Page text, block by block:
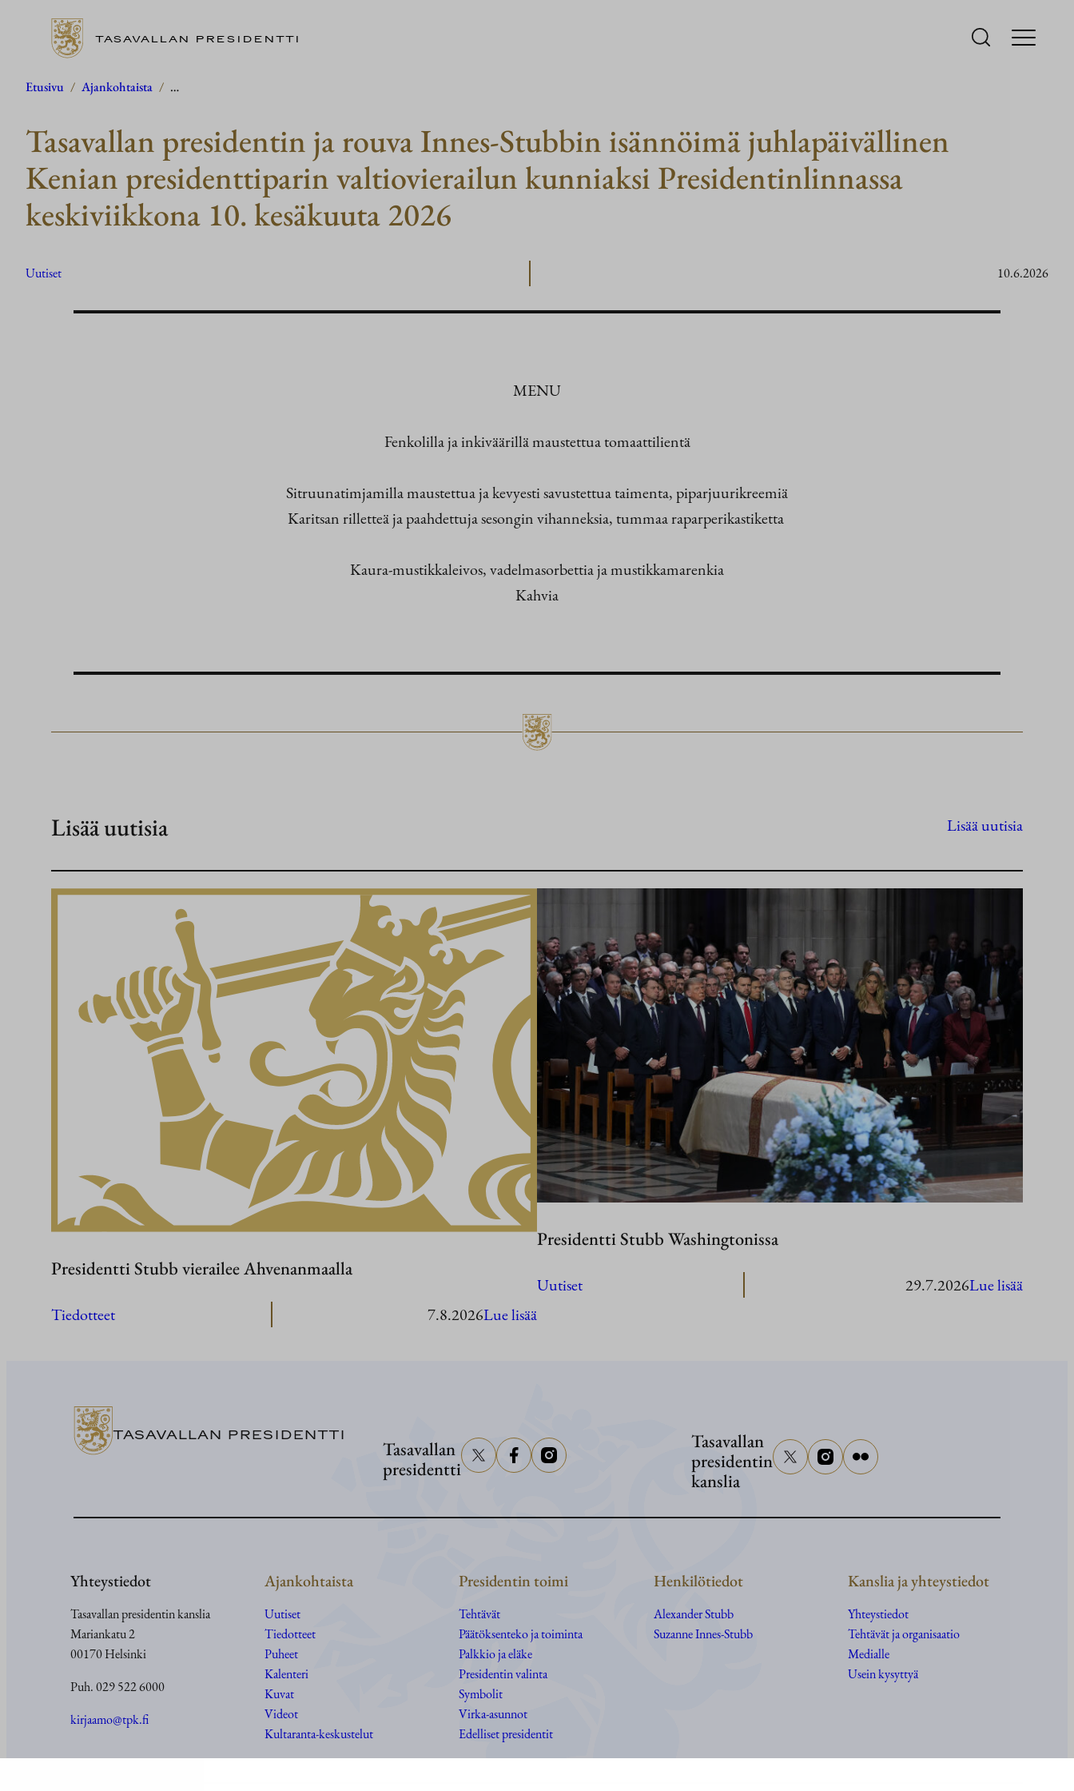
Siirry
TASAVALLAN PRESIDENTTI
Etusivu / Ajankohtaista / …
Tasavallan presidentin ja rouva Innes-Stubbin isännöimä juhlapäivällinen
Kenian presidenttiparin valtiovierailun kunniaksi Presidentinlinnassa
keskiviikkona 10. kesäkuuta 2026
Uutiset 10.6.2026
MENU
Fenkolilla ja inkiväärillä maustettua tomaattilientä
Sitruunatimjamilla maustettua ja kevyesti savustettua taimenta, piparjuurikreemiä
Karitsan rilletteä ja paahdettuja sesongin vihanneksia, tummaa raparperikastiketta
Kaura-mustikkaleivos, vadelmasorbettia ja mustikkamarenkia
Kahvia
Lisää uutisia Lisää uutisia
Presidentti Stubb vierailee Ahvenanmaalla
Tiedotteet 7.8.2026Lue lisää:
Presidentti Stubb Washingtonissa
Uutiset 29.7.2026Lue lisää:
TASAVALLAN PRESIDENTTI
Tasavallan
presidentti
Tasavallan
presidentin
kanslia
Yhteystiedot
Tasavallan presidentin kanslia
Mariankatu 2
00170 Helsinki
Puh. 029 522 6000
kirjaamo@tpk.fi
Ajankohtaista
Uutiset
Tiedotteet
Puheet
Kalenteri
Kuvat
Videot
Kultaranta-keskustelut
Presidentin toimi
Tehtävät
Päätöksenteko ja toiminta
Palkkio ja eläke
Presidentin valinta
Symbolit
Virka-asunnot
Edelliset presidentit
Henkilötiedot
Alexander Stubb
Suzanne Innes-Stubb
Kanslia ja yhteystiedot
Yhteystiedot
Tehtävät ja organisaatio
Medialle
Usein kysyttyä